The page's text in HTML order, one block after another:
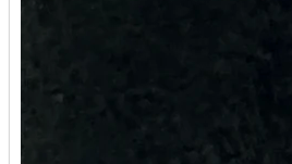
Tag Heuer